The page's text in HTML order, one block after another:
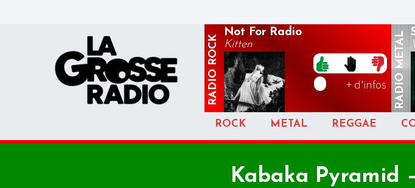
RADIO
ROCK
Not For Radio
Kitten
+ d'infos RADIO
METAL
ROCK METAL REGGAE
Kabaka Pyramid